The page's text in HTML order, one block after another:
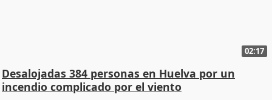
02:17
Desalojadas 384 personas en Huelva por un
incendio complicado por el viento